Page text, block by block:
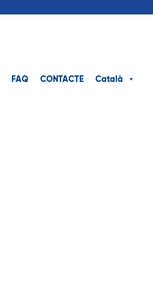
FAQ CONTACTE Català